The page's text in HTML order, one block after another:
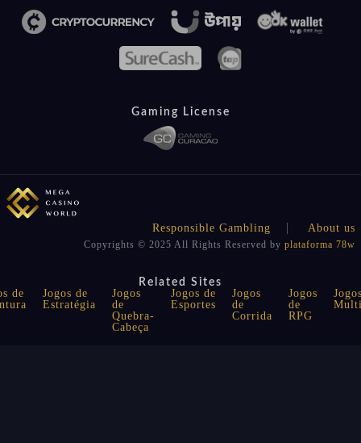
Gaming License
Responsible Gambling About us
Copyrights © 2025 All Rights Reserved by plataforma 78w
Related Sites
de
Jogos de
Estratégia
Jogos
de
Quebra-
Cabeça
Jogos de
Esportes
Jogos
de
Corrida
Jogos
de
RPG